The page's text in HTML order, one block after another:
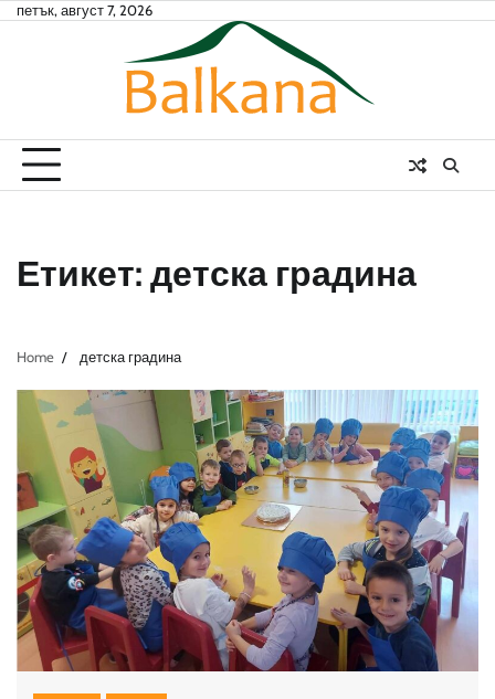
Skipпетък, август 7, 2026
Етикет: детска градина
Home детска градина